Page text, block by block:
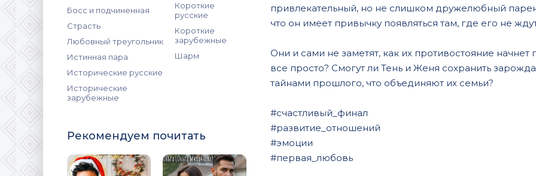
Босс и подчиненная
Страсть
Любовный треугольник
Истинная пара
Исторические русские
Исторические
зарубежные
Короткие
русские
Короткие
зарубежные
Шарм
Рекомендуем почитать
привлекательный, но не слишком дружелюбный
что он имеет привычку появляться там, где его не
Они и сами не заметят, как их противостояние начнет
все просто? Смогут ли Тень и Женя сохранить
тайнами прошлого, что объединяют их семьи?
#счастливый_финал
#развитие_отношений
#эмоции
#первая_любовь